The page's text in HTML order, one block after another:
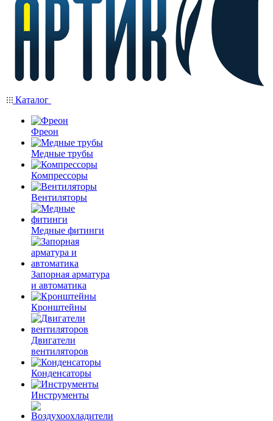
Каталог
Фреон
Медные трубы
Компрессоры
Вентиляторы
Медные фитинги
Запорная арматура
и автоматика
Кронштейны
Двигатели
вентиляторов
Конденсаторы
Инструменты